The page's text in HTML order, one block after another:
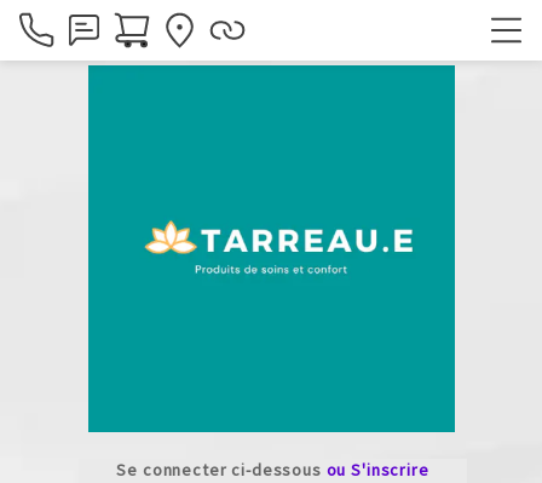
Se connecter ci-dessous ou S'inscrire